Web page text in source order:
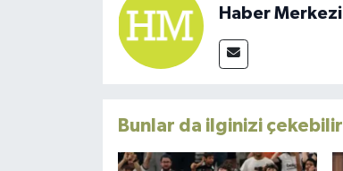
Haber Merkezi
Bunlar da ilginizi çekebilir